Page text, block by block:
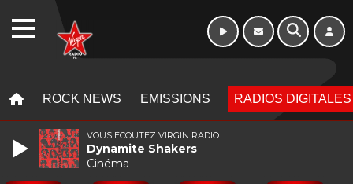
ROCK NEWS EMISSIONS RADIOS DIGITALES
VOUS ÉCOUTEZ VIRGIN RADIO
Dynamite Shakers
Cinéma
WEBRADIO Week-end de 06h
à 12h